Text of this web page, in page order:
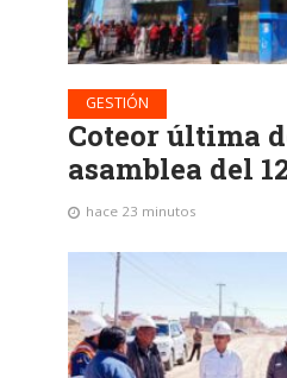
GESTIÓN
Coteor última
asamblea del
hace 23 minutos